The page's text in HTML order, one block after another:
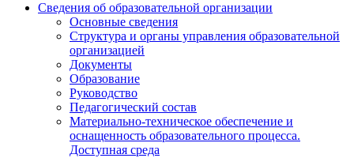
Сведения об образовательной организации
Основные сведения
Структура и органы управления образовательной
организацией
Документы
Образование
Руководство
Педагогический состав
Материально-техническое обеспечение и
оснащенность образовательного процесса.
Доступная среда